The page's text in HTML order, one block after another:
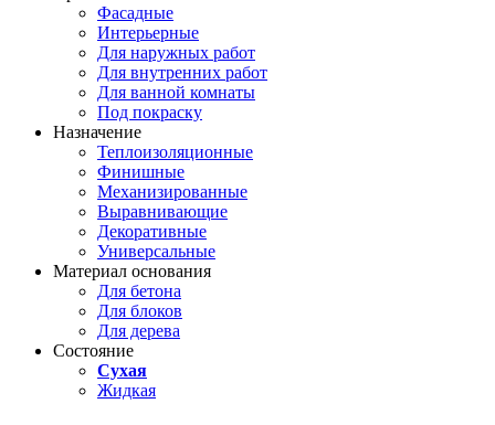
Фасадные
Интерьерные
Для наружных работ
Для внутренних работ
Для ванной комнаты
Под покраску
Назначение
Теплоизоляционные
Финишные
Механизированные
Выравнивающие
Декоративные
Универсальные
Материал основания
Для бетона
Для блоков
Для дерева
Состояние
Сухая
Жидкая